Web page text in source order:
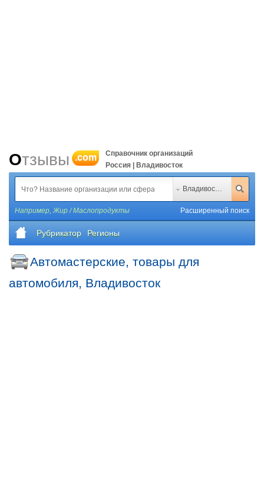
Отзывы .com
Справочник организаций
Россия | Владивосток
Владивосток
Например, Жир / Маслопродукты Расширенный поиск
Рубрикатор Регионы
Автомастерские, товары для
автомобиля, Владивосток